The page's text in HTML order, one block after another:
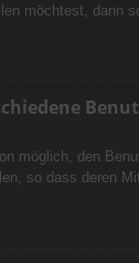
möchtest, dann
möglich, den
so dass deren